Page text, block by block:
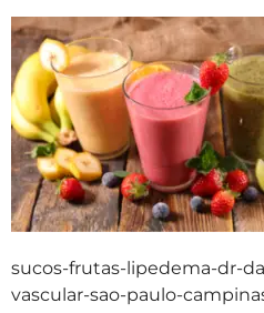
sucos-frutas-lipedema-dr-
vascular-sao-paulo-